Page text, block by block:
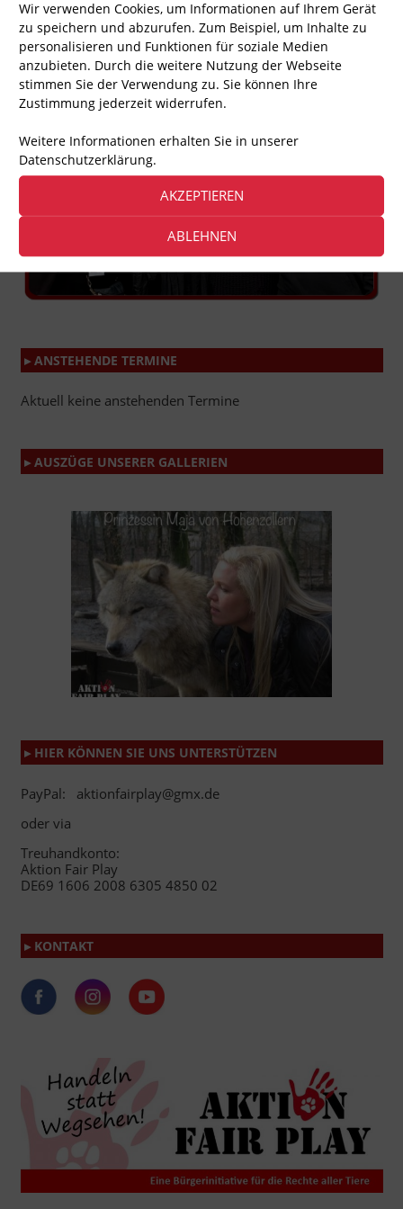
Wir verwenden Cookies, um Informationen auf Ihrem Gerät
zu speichern und abzurufen. Zum Beispiel, um Inhalte zu
personalisieren und Funktionen für soziale Medien
anzubieten. Durch die weitere Nutzung der Webseite
stimmen Sie der Verwendung zu. Sie können Ihre
Zustimmung jederzeit widerrufen.
Weitere Informationen erhalten Sie in unserer
Datenschutzerklärung.
AKZEPTIEREN
ABLEHNEN
Aktion Fair Play – kurz: AFP – ist eine engagierte
Bürgerbewegung von Tierfreunden, die Demos und
Infostände zu vielen Tierrechtsthemen organisiert.
Das sind wir, Team Berlin
▸ ANSTEHENDE TERMINE
Aktuell keine anstehenden Termine
▸ AUSZÜGE UNSERER GALLERIEN
▸ HIER KÖNNEN SIE UNS UNTERSTÜTZEN
PayPal: aktionfairplay@gmx.de
oder via
Treuhandkonto:
Aktion Fair Play
DE69 1606 2008 6305 4850 02
▸ KONTAKT